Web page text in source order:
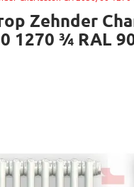
Zehnder
1270 ¾ RAL